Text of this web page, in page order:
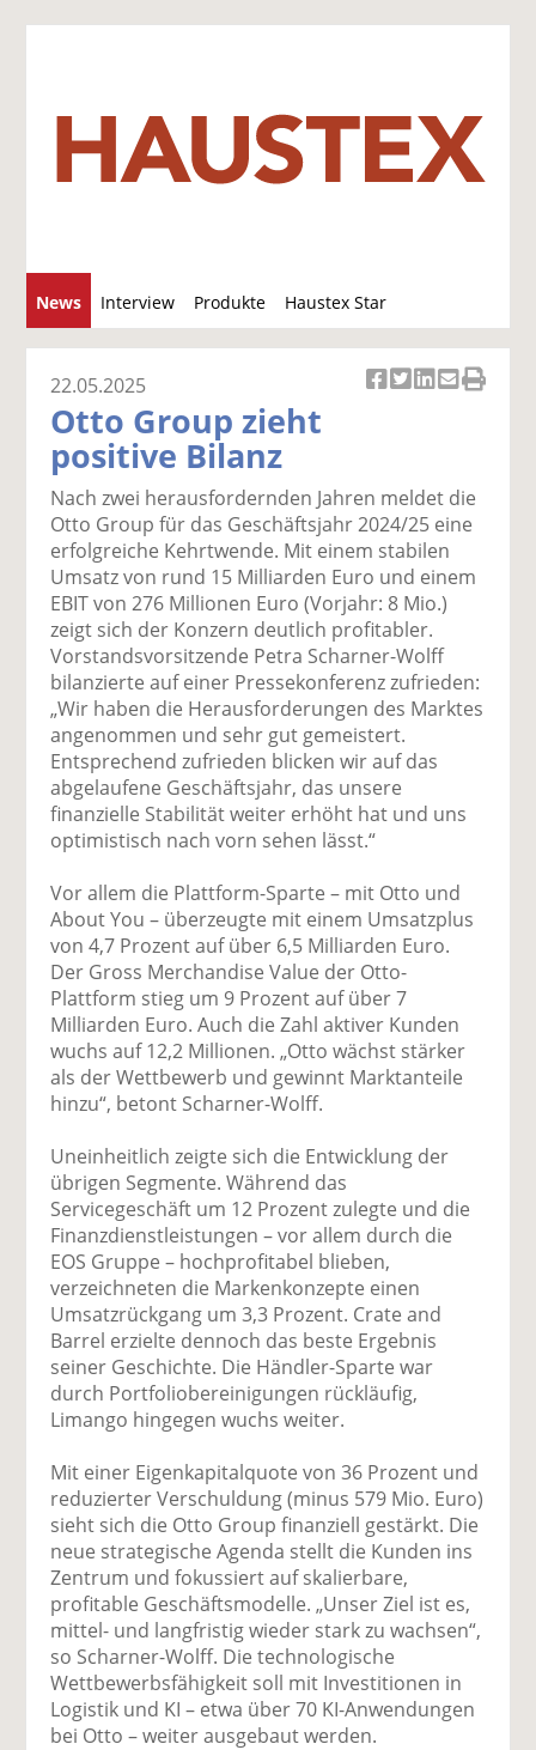
News Interview Produkte Haustex Star
u
c
a
uf
F
ac
e
b
o
o
k
te
il
e
n
t
wi
tt
er
n
el
a
uf
Li
n
k
e
di
n
te
il
e
n
el
p
er
E
m
ai
l
v
er
se
n
el
D
ru
e
22.05.2025
Otto Group zieht
positive Bilanz
Nach zwei herausfordernden Jahren meldet die
Otto Group für das Geschäftsjahr 2024/25 eine
erfolgreiche Kehrtwende. Mit einem stabilen
Umsatz von rund 15 Milliarden Euro und einem
EBIT von 276 Millionen Euro (Vorjahr: 8 Mio.)
zeigt sich der Konzern deutlich profitabler.
Vorstandsvorsitzende Petra Scharner-Wolff
bilanzierte auf einer Pressekonferenz zufrieden:
„Wir haben die Herausforderungen des Marktes
angenommen und sehr gut gemeistert.
Entsprechend zufrieden blicken wir auf das
abgelaufene Geschäftsjahr, das unsere
finanzielle Stabilität weiter erhöht hat und uns
optimistisch nach vorn sehen lässt.“
Vor allem die Plattform-Sparte – mit Otto und
About You – überzeugte mit einem Umsatzplus
von 4,7 Prozent auf über 6,5 Milliarden Euro.
Der Gross Merchandise Value der Otto-
Plattform stieg um 9 Prozent auf über 7
Milliarden Euro. Auch die Zahl aktiver Kunden
wuchs auf 12,2 Millionen. „Otto wächst stärker
als der Wettbewerb und gewinnt Marktanteile
hinzu“, betont Scharner-Wolff.
Uneinheitlich zeigte sich die Entwicklung der
übrigen Segmente. Während das
Servicegeschäft um 12 Prozent zulegte und die
Finanzdienstleistungen – vor allem durch die
EOS Gruppe – hochprofitabel blieben,
verzeichneten die Markenkonzepte einen
Umsatzrückgang um 3,3 Prozent. Crate and
Barrel erzielte dennoch das beste Ergebnis
seiner Geschichte. Die Händler-Sparte war
durch Portfoliobereinigungen rückläufig,
Limango hingegen wuchs weiter.
Mit einer Eigenkapitalquote von 36 Prozent und
reduzierter Verschuldung (minus 579 Mio. Euro)
sieht sich die Otto Group finanziell gestärkt. Die
neue strategische Agenda stellt die Kunden ins
Zentrum und fokussiert auf skalierbare,
profitable Geschäftsmodelle. „Unser Ziel ist es,
mittel- und langfristig wieder stark zu wachsen“,
so Scharner-Wolff. Die technologische
Wettbewerbsfähigkeit soll mit Investitionen in
Logistik und KI – etwa über 70 KI-Anwendungen
bei Otto – weiter ausgebaut werden.